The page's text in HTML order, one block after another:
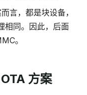
言，都是块设备，
相同。因此，后面
。
方案